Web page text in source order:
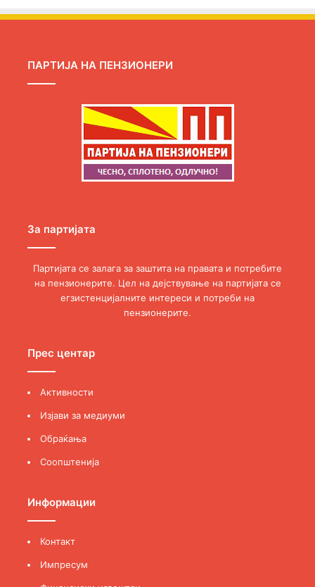
ПАРТИЈА НА ПЕНЗИОНЕРИ
За партијата
Партијата се залага за заштита на правата и потребите
на пензионерите. Цел на дејствување на партијата се
егзистенцијалните интереси и потреби на
пензионерите.
Прес центар
Активности
Изјави за медиуми
Обраќања
Соопштенија
Информации
Контакт
Импресум